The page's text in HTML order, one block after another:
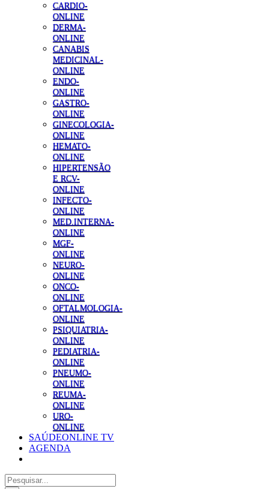
CARDIO-
ONLINE
DERMA-
ONLINE
CANABIS
MEDICINAL-
ONLINE
ENDO-
ONLINE
GASTRO-
ONLINE
GINECOLOGIA-
ONLINE
HEMATO-
ONLINE
HIPERTENSÃO
E RCV-
ONLINE
INFECTO-
ONLINE
MED.INTERNA-
ONLINE
MGF-
ONLINE
NEURO-
ONLINE
ONCO-
ONLINE
OFTALMOLOGIA-
ONLINE
PSIQUIATRIA-
ONLINE
PEDIATRIA-
ONLINE
PNEUMO-
ONLINE
REUMA-
ONLINE
URO-
ONLINE
SAÚDEONLINE TV
AGENDA
Pesquisar